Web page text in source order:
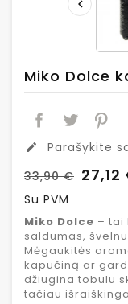

Miko Dolce
edit
Parašykite
33,90 € 27,12
Su PVM
Miko Dolce – tai
saldumas,
Mėgaukitės
kapučiną ar
džiugina tobulu
tačiau